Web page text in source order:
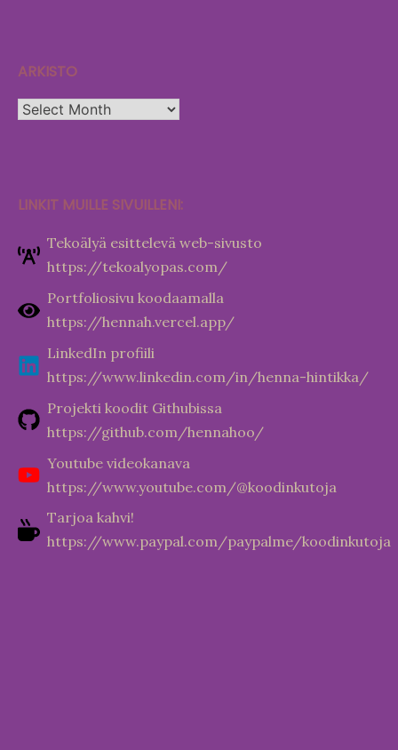
ARKISTO
Arkisto
LINKIT MUILLE SIVUILLENI:
Tekoälyä esittelevä web-sivusto
https://tekoalyopas.com/
Portfoliosivu koodaamalla
https://hennah.vercel.app/
LinkedIn profiili
https://www.linkedin.com/in/henna-hintikka/
Projekti koodit Githubissa
https://github.com/hennahoo/
Youtube videokanava
https://www.youtube.com/@koodinkutoja
Tarjoa kahvi!
https://www.paypal.com/paypalme/koodinkutoja